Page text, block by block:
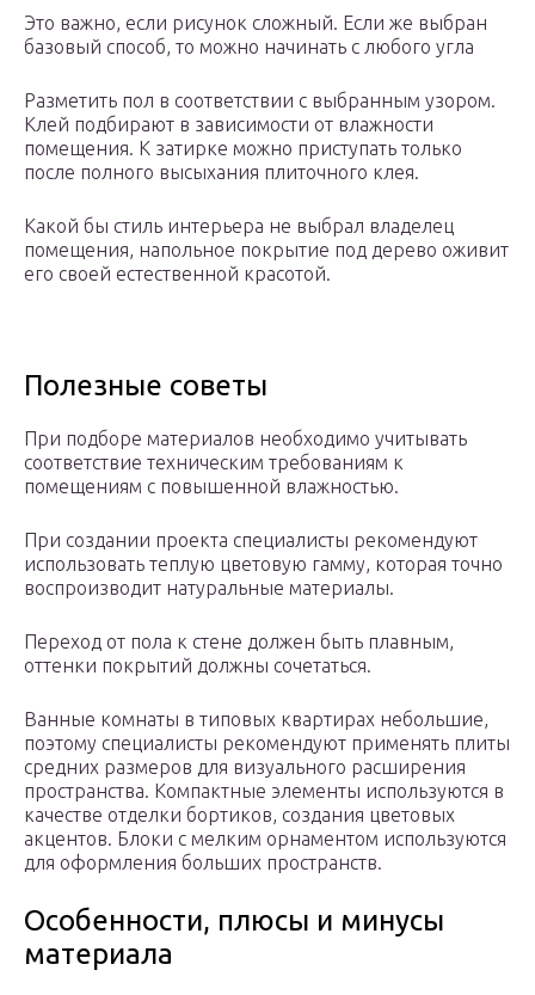
Это важно, если рисунок сложный. Если же выбран
базовый способ, то можно начинать с любого угла
Разметить пол в соответствии с выбранным узором.
Клей подбирают в зависимости от влажности
помещения. К затирке можно приступать только
после полного высыхания плиточного клея.
Какой бы стиль интерьера не выбрал владелец
помещения, напольное покрытие под дерево оживит
его своей естественной красотой.
Полезные советы
При подборе материалов необходимо учитывать
соответствие техническим требованиям к
помещениям с повышенной влажностью.
При создании проекта специалисты рекомендуют
использовать теплую цветовую гамму, которая точно
воспроизводит натуральные материалы.
Переход от пола к стене должен быть плавным,
оттенки покрытий должны сочетаться.
Ванные комнаты в типовых квартирах небольшие,
поэтому специалисты рекомендуют применять плиты
средних размеров для визуального расширения
пространства. Компактные элементы используются в
качестве отделки бортиков, создания цветовых
акцентов. Блоки с мелким орнаментом используются
для оформления больших пространств.
Особенности, плюсы и минусы
материала